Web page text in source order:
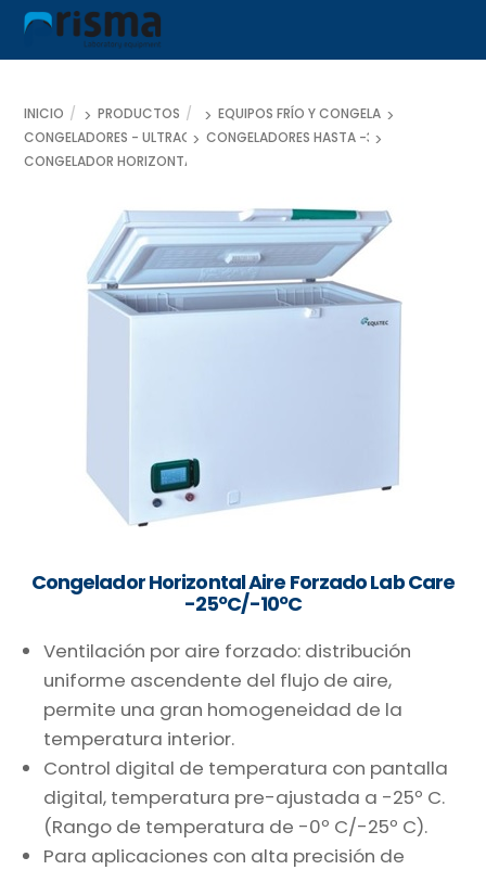
Skip
content
INICIO PRODUCTOS
EQUIPOS FRÍO Y CONGELACIÓN
CONGELADORES - ULTRACONGELADORES - ARCONES PARA
CONGELADORES HASTA -30ºC
CONGELADOR HORIZONTAL AIRE FORZADO LAB CARE -25ºC/-10ºC
Congelador Horizontal Aire Forzado Lab Care
-25ºC/-10ºC
Ventilación por aire forzado: distribución
uniforme ascendente del flujo de aire,
permite una gran homogeneidad de la
temperatura interior.
Control digital de temperatura con pantalla
digital, temperatura pre-ajustada a -25º C.
(Rango de temperatura de -0º C/-25º C).
Para aplicaciones con alta precisión de
para